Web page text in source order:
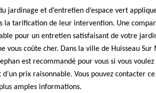
jardinage et d’entretien d’espace vert
la tarification de leur intervention. Une
pour un entretien satisfaisant de votre
vous coûte cher. Dans la ville de Huisseau Sur
est recommandé pour vous si vous
prix raisonnable. Vous pouvez contacter
amples informations.